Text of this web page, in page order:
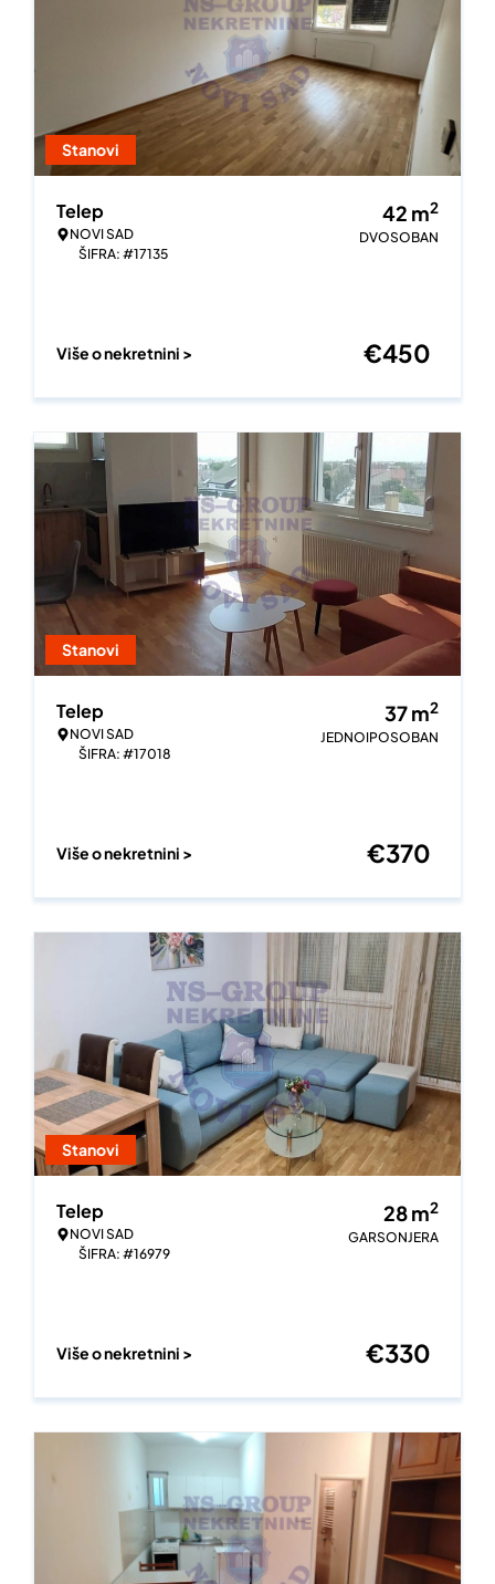
Stanovi
Telep
NOVI SAD
ŠIFRA: #17135
42 m2
DVOSOBAN
Više o nekretnini > €450
Stanovi
Telep
NOVI SAD
ŠIFRA: #17018
37m2
JEDNOIPOSOBAN
Više o nekretnini > €370
Stanovi
Telep
NOVI SAD
ŠIFRA: #16979
28m2
GARSONJERA
Više o nekretnini > €330